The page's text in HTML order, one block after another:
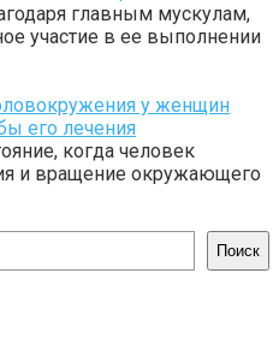
главным мускулам,
участие в ее выполнении
у женщин
его лечения
когда человек
и вращение окружающего
Поиск